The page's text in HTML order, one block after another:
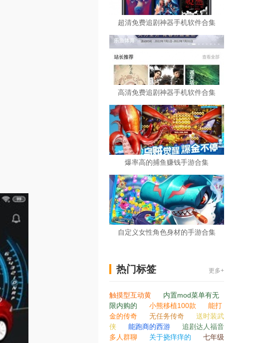
超清免费追剧神器手机软件合集
高清免费追剧神器手机软件合集
爆率高的捕鱼赚钱手游合集
自定义女性角色身材的手游合集
热门标签 更多+
触摸型互动黄
内置mod菜单有无
限内购的
小熊移植100款
能打
金的传奇
无任务传奇
送时装武
侠
能跑商的西游
追剧达人福音
多人群聊
关于挠痒痒的
七年级